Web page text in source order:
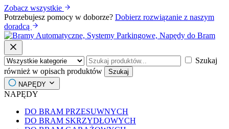
Zobacz wszystkie
Potrzebujesz pomocy w doborze? Dobierz rozwiązanie z naszym
doradcą
Szukaj
również w opisach produktów
Szukaj
NAPĘDY
NAPĘDY
DO BRAM PRZESUWNYCH
DO BRAM SKRZYDŁOWYCH